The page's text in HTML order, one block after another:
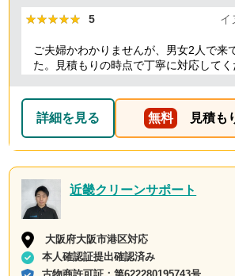
★★★★★
★★★★★ 5 イ
ご夫婦かわかりませんが、男女2人で来
た。見積もりの時点で丁寧に対応してく
詳細を見る 無料 見積も
近畿クリーンサポート
大阪府大阪市港区対応
本人確認証提出確認済み